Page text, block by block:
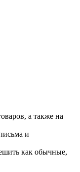
а также на
и
как обычные,